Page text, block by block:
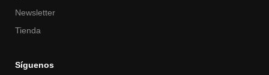
Newsletter
Tienda
Síguenos